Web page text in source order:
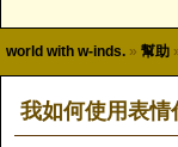
world with w-inds. » 幫助
我如何使用表情